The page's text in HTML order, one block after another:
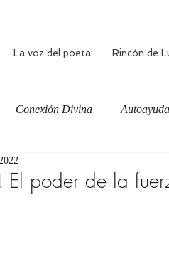
La voz del poeta Rincón de
Conexión Divina Autoayuda
consciente
El poder de la